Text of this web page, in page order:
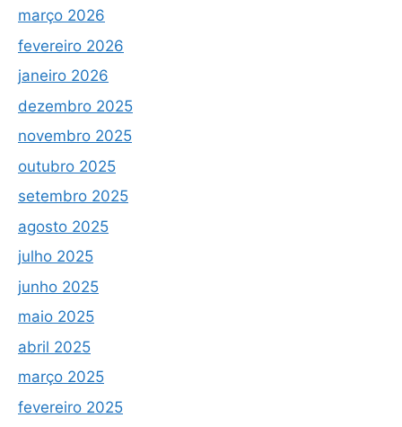
março 2026
fevereiro 2026
janeiro 2026
dezembro 2025
novembro 2025
outubro 2025
setembro 2025
agosto 2025
julho 2025
junho 2025
maio 2025
abril 2025
março 2025
fevereiro 2025